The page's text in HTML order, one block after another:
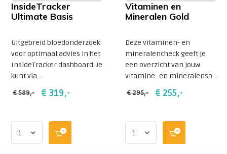
InsideTracker
Ultimate Basis
Uitgebreid bloedonderzoek
voor optimaal advies in het
InsideTracker dashboard. Je
kunt via...
€ 589,- € 319,-
Vitaminen en
Mineralen Gold
Deze vitaminen- en
mineralencheck geeft je
een overzicht van jouw
vitamine- en mineralensp...
€ 295,- € 255,-